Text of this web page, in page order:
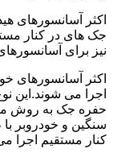
اکثر آسانسورهای
جک های در کنار
نیز برای
اکثر آسانسورهای
اجرا می شوند.این
حفره جک به روش
سنگین و خودروبر
کنار مستقیم اجرا